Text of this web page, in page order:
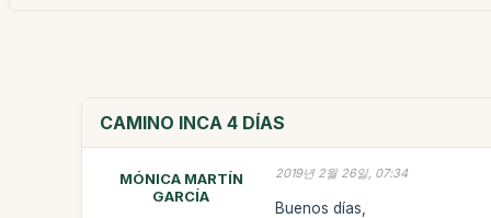
CAMINO INCA 4 DÍAS
MÓNICA MARTÍN
GARCÍA
2019년 2월 26일, 07:34
Buenos días,